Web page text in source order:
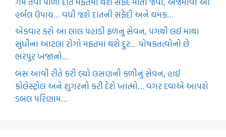
હર્બલ ઉપાય… વધી જશે દાંતની સફેદી અને ચમક…
એકવાર કરો આ લાલ પહાડી ફળનું સેવન, પગથી લઈ માથા
સુધીના આટલા રોગો મફતમાં થશે દુર… પોષકતત્વોનો છે
ભરપુર ખજાનો…
બસ આવી રીતે કરી લ્યો લસણની કળીનું સેવન, હાઈ
કોલેસ્ટ્રોલ અને શુગરનો કરી દેશે ખાત્મો… વગર દવાએ આપશે
ડબલ પરિણામ…